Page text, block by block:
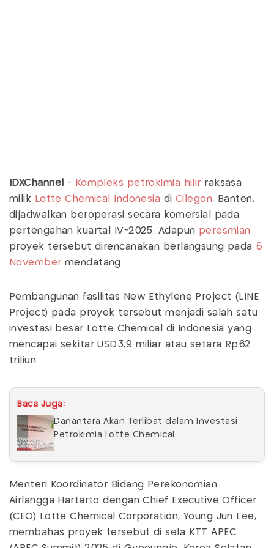
IDXChannel - Kompleks petrokimia hilir raksasa
milik Lotte Chemical Indonesia di Cilegon, Banten,
dijadwalkan beroperasi secara komersial pada
pertengahan kuartal IV-2025. Adapun peresmian
proyek tersebut direncanakan berlangsung pada 6
November mendatang.
Pembangunan fasilitas New Ethylene Project (LINE
Project) pada proyek tersebut menjadi salah satu
investasi besar Lotte Chemical di Indonesia yang
mencapai sekitar USD3,9 miliar atau setara Rp62
triliun.
Baca Juga:
Danantara Akan Terlibat dalam Investasi
Petrokimia Lotte Chemical
Menteri Koordinator Bidang Perekonomian
Airlangga Hartarto dengan Chief Executive Officer
(CEO) Lotte Chemical Corporation, Young Jun Lee,
membahas proyek tersebut di sela KTT APEC